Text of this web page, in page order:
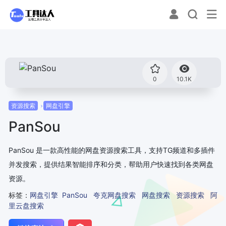
0 10.1K
资源搜索 网盘引擎
PanSou
PanSou 是一款高性能的网盘资源搜索工具，支持TG频道和多插件
并发搜索，提供结果智能排序和分类，帮助用户快速找到各类网盘
资源。
标签： 网盘引擎 PanSou 夸克网盘搜索 网盘搜索 资源搜索
阿
里云盘搜索